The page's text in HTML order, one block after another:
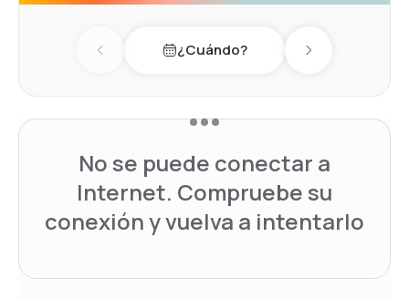
Previous day¿Cuándo? Next day
No se puede conectar a
Internet. Compruebe su
conexión y vuelva a intentarlo